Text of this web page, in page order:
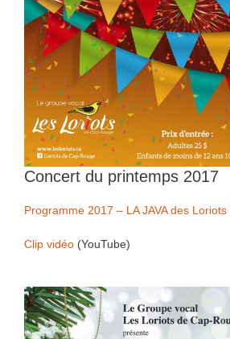
Concert du printemps 2017
Programme 2017 – LA JAVA des Loriots
Clip vidéo (YouTube)